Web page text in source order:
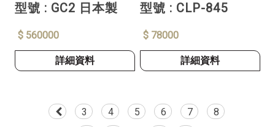
型號 : GC2 日本製
$ 560000
詳細資料
型號 : CLP-845
$ 78000
詳細資料
3 4 5 6 7
8